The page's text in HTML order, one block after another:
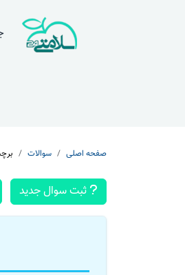
صفحه اصلی سوالات
ثبت سوال جدید